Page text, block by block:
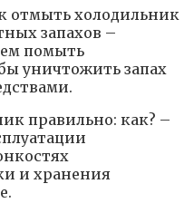
отмыть холодильник
запахов –
помыть
уничтожить запах
правильно: как? –
и хранения